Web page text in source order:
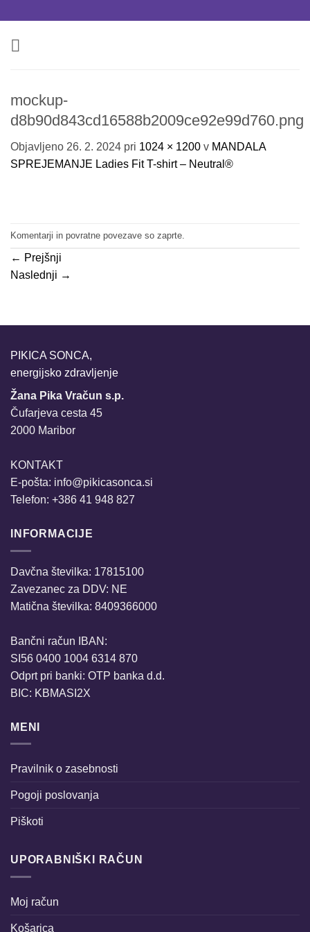
vsebino
mockup-
d8b90d843cd16588b2009ce92e99d760.png
Objavljeno 26. 2. 2024 pri 1024 × 1200 v MANDALA
SPREJEMANJE Ladies Fit T-shirt – Neutral®
Komentarji in povratne povezave so zaprte.
← Prejšnji
Naslednji →
PIKICA SONCA,
energijsko zdravljenje
Žana Pika Vračun s.p.
Čufarjeva cesta 45
2000 Maribor
KONTAKT
E-pošta: info@pikicasonca.si
Telefon: +386 41 948 827
INFORMACIJE
Davčna številka: 17815100
Zavezanec za DDV: NE
Matična številka: 8409366000
Bančni račun IBAN:
SI56 0400 1004 6314 870
Odprt pri banki: OTP banka d.d.
BIC: KBMASI2X
MENI
Pravilnik o zasebnosti
Pogoji poslovanja
Piškoti
UPORABNIŠKI RAČUN
Moj račun
Košarica